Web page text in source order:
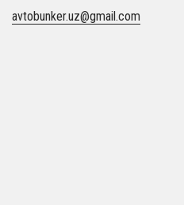
avtobunker.uz@gmail.com